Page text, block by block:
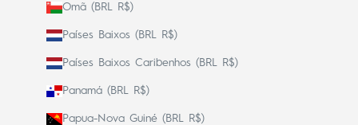
Omã (BRL R$)
Países Baixos (BRL R$)
Países Baixos Caribenhos (BRL R$)
Panamá (BRL R$)
Papua-Nova Guiné (BRL R$)